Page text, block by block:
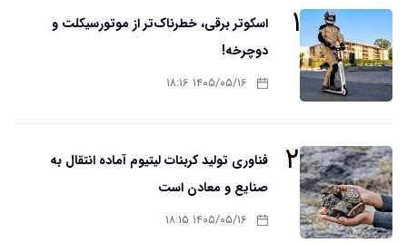
۱
اسکوتر برقی، خطرناک‌تر از موتورسیکلت و
دوچرخه!
۱۴۰۵/۰۵/۱۶ ۱۸:۱۶
۲
فناوری تولید کربنات لیتیوم آماده انتقال به
صنایع و معادن است
۱۴۰۵/۰۵/۱۶ ۱۸:۱۵